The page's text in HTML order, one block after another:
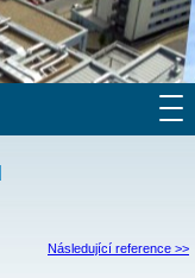
Následující reference >>